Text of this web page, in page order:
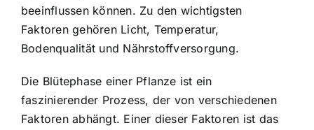
beeinflussen können. Zu den wichtigsten
Faktoren gehören Licht, Temperatur,
Bodenqualität und Nährstoffversorgung.
Die Blütephase einer Pflanze ist ein
faszinierender Prozess, der von verschiedenen
Faktoren abhängt. Einer dieser Faktoren ist das